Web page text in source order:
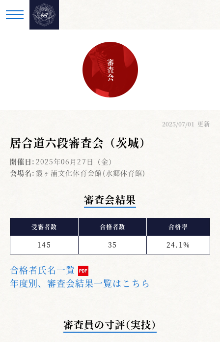
審査会
2025/07/01 更新
居合道六段審査会（茨城）
開催日: 2025年06月27日（金）
会場名: 霞ヶ浦文化体育会館(水郷体育館)
審査会結果
受審者数 合格者数 合格率
145 35 24.1%
合格者氏名一覧
年度別、審査会結果一覧はこちら
審査員の寸評（実技）